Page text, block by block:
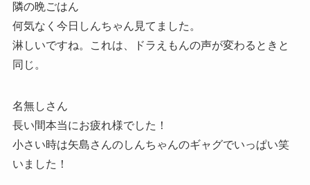
隣の晩ごはん
何気なく今日しんちゃん見てました。
淋しいですね。これは、ドラえもんの声が変わるときと
同じ。
名無しさん
長い間本当にお疲れ様でした！
小さい時は矢島さんのしんちゃんのギャグでいっぱい笑
いました！